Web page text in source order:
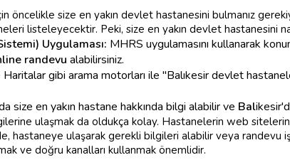
öncelikle size en yakın devlet hastanesini bulmanız
listeleyecektir. Peki, size en yakın devlet hastanesini
Uygulaması: MHRS uygulamasını kullanarak
randevu alabilirsiniz.
gibi arama motorları ile "Balıkesir devlet
size en yakın hastane hakkında bilgi alabilir ve Bal
ulaşmak da oldukça kolay. Hastanelerin web
hastaneye ulaşarak gerekli bilgileri alabilir veya randevu
ve doğru kanalları kullanmak önemlidir.